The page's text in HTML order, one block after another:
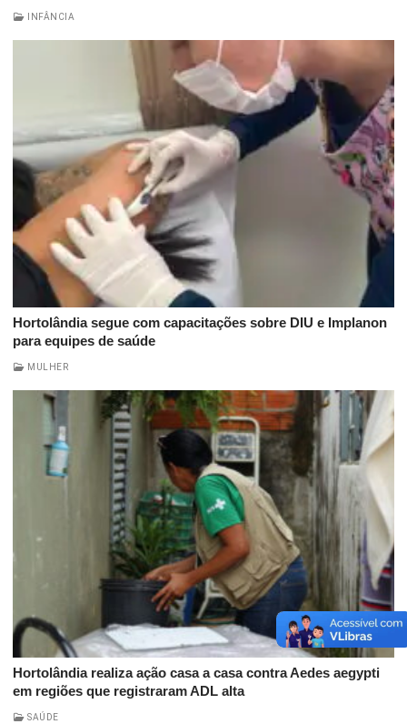
INFÂNCIA
Hortolândia segue com capacitações sobre DIU e Implanon
para equipes de saúde
MULHER
Hortolândia realiza ação casa a casa contra Aedes aegypti
em regiões que registraram ADL alta
SAÚDE